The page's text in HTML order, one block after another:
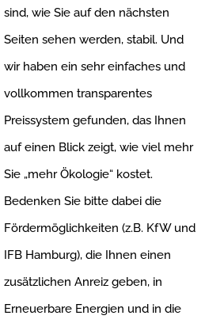
sind, wie Sie auf den nächsten
Seiten sehen werden, stabil. Und
wir haben ein sehr einfaches und
vollkommen transparentes
Preissystem gefunden, das Ihnen
auf einen Blick zeigt, wie viel mehr
Sie „mehr Ökologie“ kostet.
Bedenken Sie bitte dabei die
Fördermöglichkeiten (z.B. KfW und
IFB Hamburg), die Ihnen einen
zusätzlichen Anreiz geben, in
Erneuerbare Energien und in die